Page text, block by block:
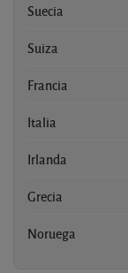
Suecia
Suiza
Francia
Italia
Irlanda
Grecia
Noruega